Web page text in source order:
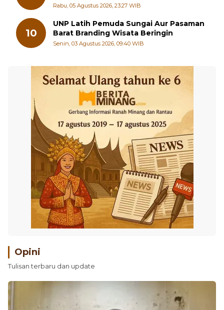
Cup 2026
Rabu, 05 Agustus 2026, 23:27 WIB
10
UNP Latih Pemuda Sungai Aur Pasaman
Barat Branding Wisata Beringin
Senin, 03 Agustus 2026, 09:40 WIB
Opini
Tulisan terbaru dan update